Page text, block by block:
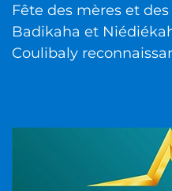
Fête des mères et des
Badikaha et
Coulibaly